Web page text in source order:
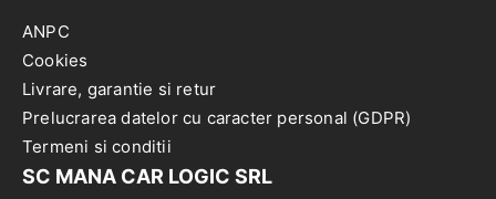
ANPC
Cookies
Livrare, garantie si retur
Prelucrarea datelor cu caracter personal (GDPR)
Termeni si conditii
SC MANA CAR LOGIC SRL